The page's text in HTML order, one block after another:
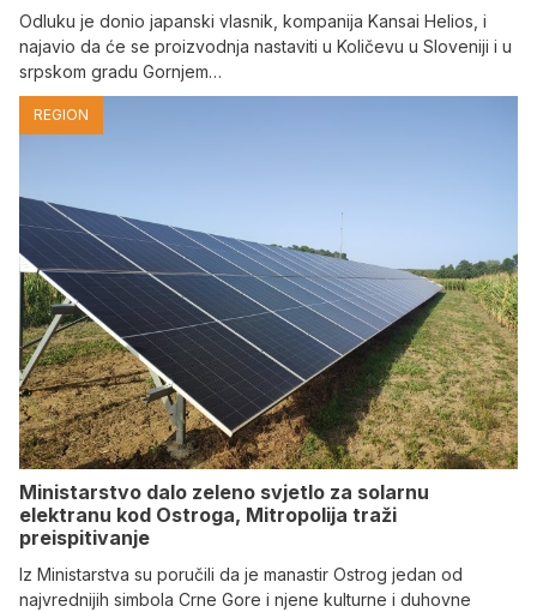
Odluku je donio japanski vlasnik, kompanija Kansai Helios, i
najavio da će se proizvodnja nastaviti u Količevu u Sloveniji i u
srpskom gradu Gornjem…
REGION
Ministarstvo dalo zeleno svjetlo za solarnu
elektranu kod Ostroga, Mitropolija traži
preispitivanje
Iz Ministarstva su poručili da je manastir Ostrog jedan od
najvrednijih simbola Crne Gore i njene kulturne i duhovne